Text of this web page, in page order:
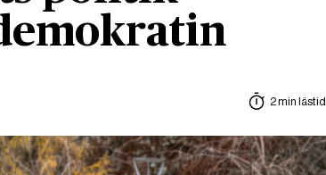
2 min lästid